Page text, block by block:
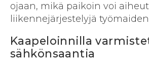
ojaan, mikä paikoin voi
liikennejärjestelyjä
Kaapeloinnilla
sähkönsaantia